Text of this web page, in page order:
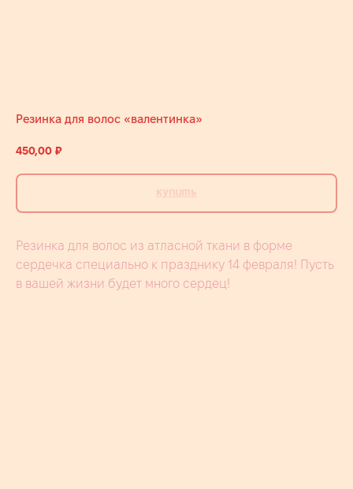
Резинка для волос «валентинка»
450,00 ₽
Купить
Резинка для волос из атласной ткани в форме
сердечка специально к празднику 14 февраля! Пусть
в вашей жизни будет много сердец!